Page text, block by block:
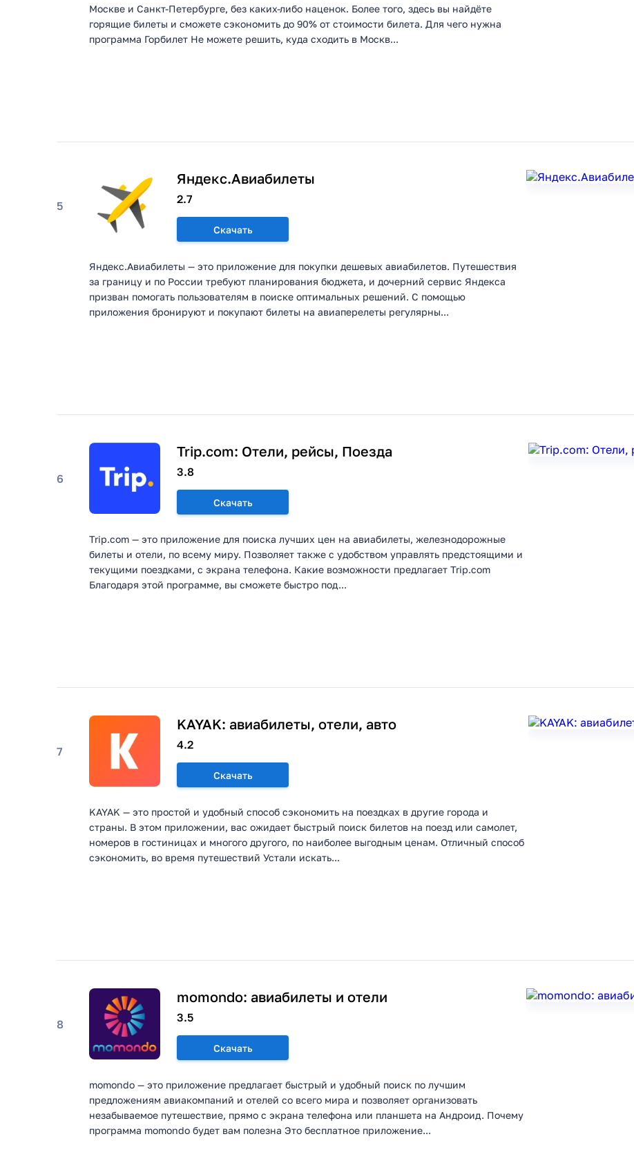
Москве и Санкт-Петербурге, без каких-либо наценок. Более того, здесь вы найдёте
горящие билеты и сможете сэкономить до 90% от стоимости билета. Для чего нужна
программа Горбилет Не можете решить, куда сходить в Москв...
5
Яндекс.Авиабилеты
2.7
Скачать
Яндекс.Авиабилеты — это приложение для покупки дешевых авиабилетов. Путешествия
за границу и по России требуют планирования бюджета, и дочерний сервис Яндекса
призван помогать пользователям в поиске оптимальных решений. С помощью
приложения бронируют и покупают билеты на авиаперелеты регулярны...
6
Trip.com: Отели, рейсы, Поезда
3.8
Скачать
Trip.com — это приложение для поиска лучших цен на авиабилеты, железнодорожные
билеты и отели, по всему миру. Позволяет также с удобством управлять предстоящими и
текущими поездками, с экрана телефона. Какие возможности предлагает Trip.com
Благодаря этой программе, вы сможете быстро под...
7
KAYAK: авиабилеты, отели, авто
4.2
Скачать
KAYAK — это простой и удобный способ сэкономить на поездках в другие города и
страны. В этом приложении, вас ожидает быстрый поиск билетов на поезд или самолет,
номеров в гостиницах и многого другого, по наиболее выгодным ценам. Отличный способ
сэкономить, во время путешествий Устали искать...
8
momondo: авиабилеты и отели
3.5
Скачать
momondo — это приложение предлагает быстрый и удобный поиск по лучшим
предложениям авиакомпаний и отелей со всего мира и позволяет организовать
незабываемое путешествие, прямо с экрана телефона или планшета на Андроид. Почему
программа momondo будет вам полезна Это бесплатное приложение...